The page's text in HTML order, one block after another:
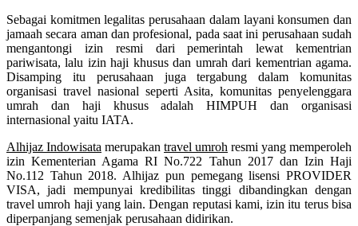
Sebagai komitmen legalitas perusahaan dalam layani konsumen dan
jamaah secara aman dan profesional, pada saat ini perusahaan sudah
mengantongi izin resmi dari pemerintah lewat kementrian
pariwisata, lalu izin haji khusus dan umrah dari kementrian agama.
Disamping itu perusahaan juga tergabung dalam komunitas
organisasi travel nasional seperti Asita, komunitas penyelenggara
umrah dan haji khusus adalah HIMPUH dan organisasi
internasional yaitu IATA.
Alhijaz Indowisata merupakan travel umroh resmi yang memperoleh
izin Kementerian Agama RI No.722 Tahun 2017 dan Izin Haji
No.112 Tahun 2018. Alhijaz pun pemegang lisensi PROVIDER
VISA, jadi mempunyai kredibilitas tinggi dibandingkan dengan
travel umroh haji yang lain. Dengan reputasi kami, izin itu terus bisa
diperpanjang semenjak perusahaan didirikan.